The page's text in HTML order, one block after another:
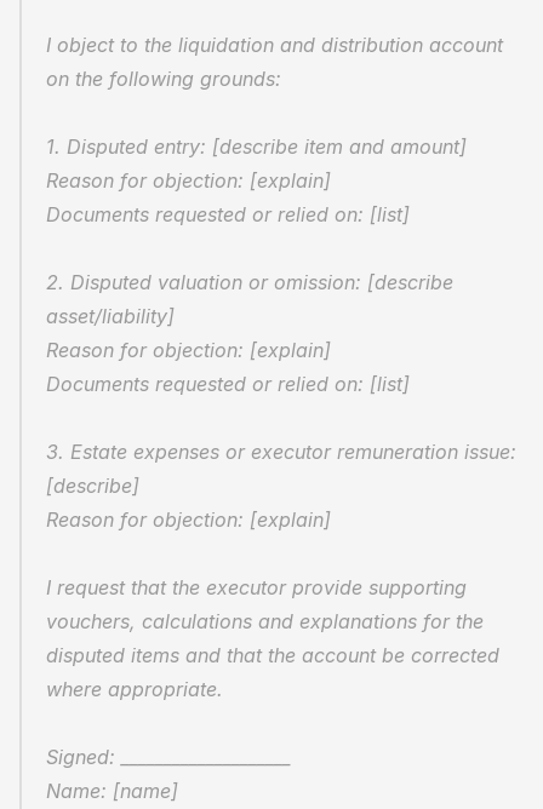
I object to the liquidation and distribution account
on the following grounds:
1. Disputed entry: [describe item and amount]
Reason for objection: [explain]
Documents requested or relied on: [list]
2. Disputed valuation or omission: [describe
asset/liability]
Reason for objection: [explain]
Documents requested or relied on: [list]
3. Estate expenses or executor remuneration issue:
[describe]
Reason for objection: [explain]
I request that the executor provide supporting
vouchers, calculations and explanations for the
disputed items and that the account be corrected
where appropriate.
Signed: ____________________
Name: [name]